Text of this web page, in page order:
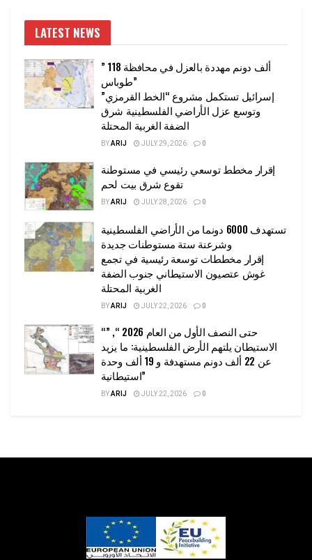
LATEST NEWS
” 118 ألف دونم مهددة بالعزل في محافظة
طوباس”
إسرائيل تستكمل مشروع “الخط القرمزي”
وتوسع عزل الأراضي الفلسطينية شرق
الضفة الغربية المحتلة
BYARIJ JULY 29, 2026 0
إقرار مخطط توسعي رئيسي في مستوطنة
تقوع شرق بيت لحم
BYARIJ JULY 28, 2026 0
تستهدف 6000 دونما من الأراضي الفلسطينية
وشرعنة ستة مستوطنات جديدة
إقرار مخططات توسعة رئيسية في تجمع
غوش عتصيون الاستيطاني جنوب الضفة
الغربية المحتلة
BYARIJ JULY 22, 2026 0
“حتى النصف الأول من العام 2026 “, ”
الاستيطان يلتهم الأرض الفلسطينية: ما يزيد
عن 22 ألف دونم مستهدفة و 19 ألف وحدة
استيطانية”
BYARIJ JULY 22, 2026 0